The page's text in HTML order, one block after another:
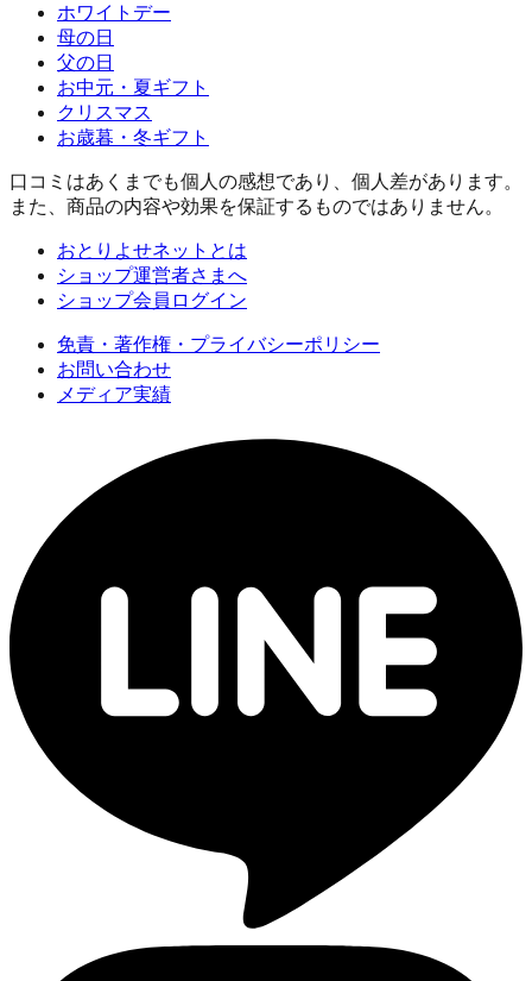
ホワイトデー
母の日
父の日
お中元・夏ギフト
クリスマス
お歳暮・冬ギフト
口コミはあくまでも個人の感想であり、個人差があります。
また、商品の内容や効果を保証するものではありません。
おとりよせネットとは
ショップ運営者さまへ
ショップ会員ログイン
免責・著作権・プライバシーポリシー
お問い合わせ
メディア実績